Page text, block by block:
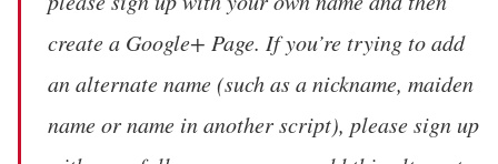
create a Google+ Page. If you’re trying to add
an alternate name (such as a nickname, maiden
name or name in another script), please sign up